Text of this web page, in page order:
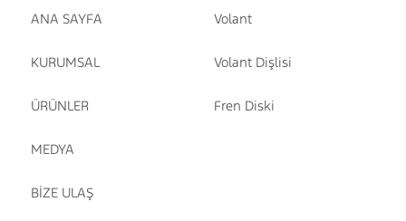
ANA SAYFA
KURUMSAL
ÜRÜNLER
MEDYA
BİZE ULAŞ
Volant
Volant Dişlisi
Fren Diski